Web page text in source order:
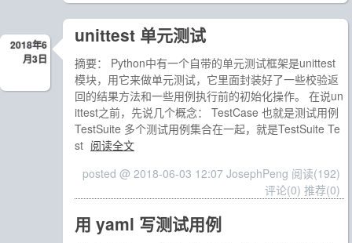
2018年6
月3日
unittest 单元测试
摘要： Python中有一个自带的单元测试框架是unittest
模块，用它来做单元测试，它里面封装好了一些校验返
回的结果方法和一些用例执行前的初始化操作。 在说un
ittest之前，先说几个概念： TestCase 也就是测试用例
TestSuite 多个测试用例集合在一起，就是TestSuite Te
st 阅读全文
posted @ 2018-06-03 12:07 JosephPeng 阅读(192)
评论(0) 推荐(0)
用 yaml 写测试用例